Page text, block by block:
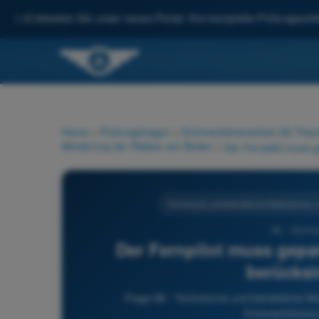
Entdecken Sie unser neues Portal: Ihre komplette
Home Prüfungsfragen Drohnenführerschein A2
Minderung der Risiken am Boden
Der Fernpilot muss
Frage 96 - Technische und betriebliche